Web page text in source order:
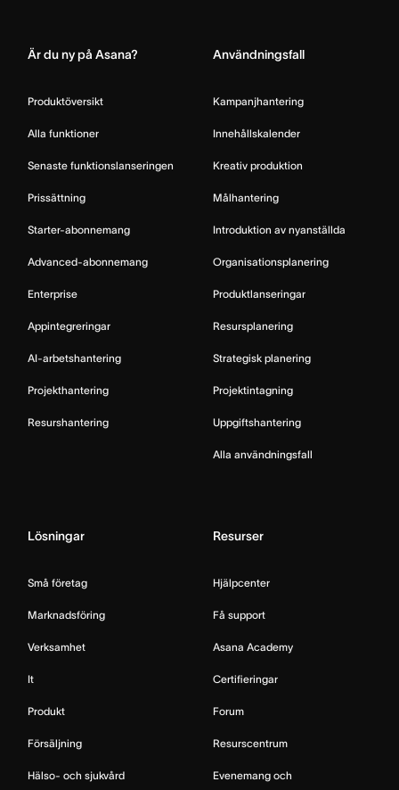
Är du ny på Asana?
Produktöversikt
Alla funktioner
Senaste funktionslanseringen
Prissättning
Starter-abonnemang
Advanced-abonnemang
Enterprise
Appintegreringar
AI-arbetshantering
Projekthantering
Resurshantering
Användningsfall
Kampanjhantering
Innehållskalender
Kreativ produktion
Målhantering
Introduktion av nyanställda
Organisationsplanering
Produktlanseringar
Resursplanering
Strategisk planering
Projektintagning
Uppgiftshantering
Alla användningsfall
Lösningar
Små företag
Marknadsföring
Verksamhet
It
Produkt
Försäljning
Hälso- och sjukvård
Resurser
Hjälpcenter
Få support
Asana Academy
Certifieringar
Forum
Resurscentrum
Evenemang och